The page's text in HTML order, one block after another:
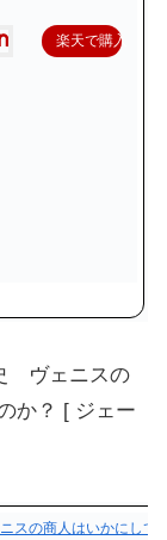
楽天で購入
ヴェニスの
か？ [ ジェー
の商人はいかにして